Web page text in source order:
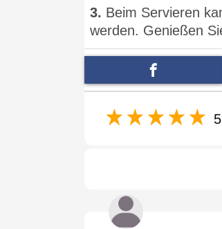
3. Beim Servieren
werden. Genießen
5